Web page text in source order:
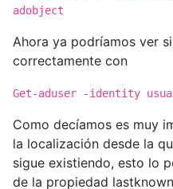
adobject
Ahora ya podríamos ver
correctamente con
Get-aduser -identity
Como decíamos es muy
la localización desde la
sigue existiendo, esto lo
de la propiedad